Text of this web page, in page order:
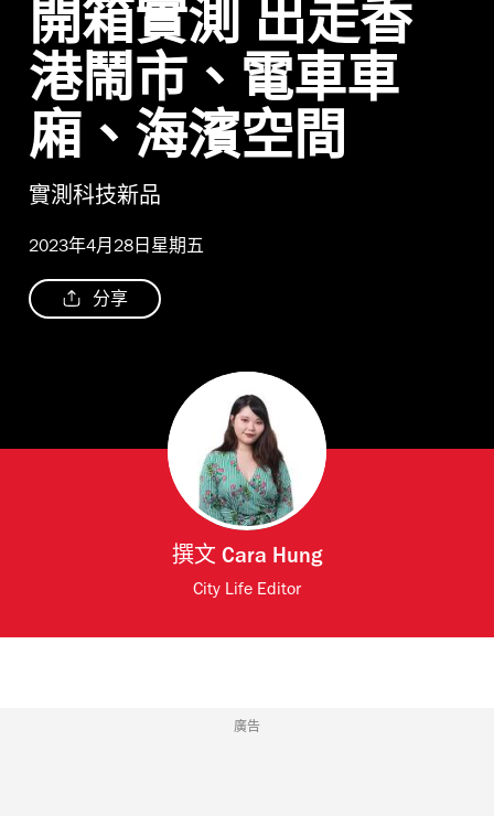
開箱實測 出走香
港鬧市、電車車
廂、海濱空間
實測科技新品
2023年4月28日星期五
分享
撰文 Cara Hung
City Life Editor
廣告